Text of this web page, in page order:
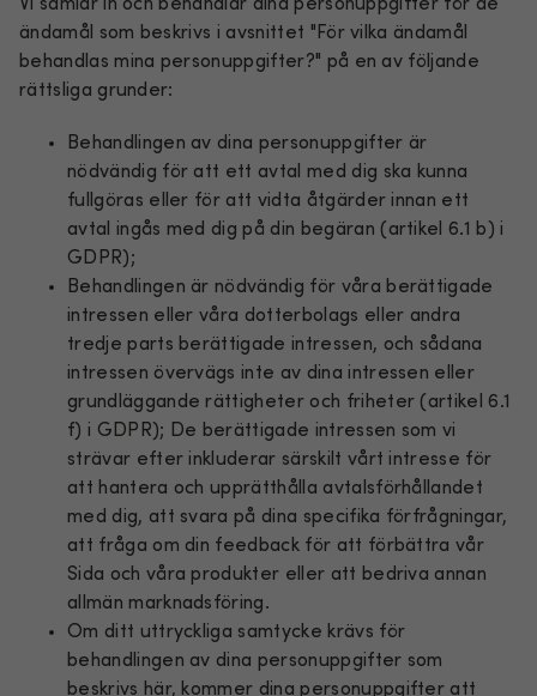
Vi samlar in och behandlar dina personuppgifter för de
ändamål som beskrivs i avsnittet "För vilka ändamål
behandlas mina personuppgifter?" på en av följande
rättsliga grunder:
Behandlingen av dina personuppgifter är
nödvändig för att ett avtal med dig ska kunna
fullgöras eller för att vidta åtgärder innan ett
avtal ingås med dig på din begäran (artikel 6.1 b) i
GDPR);
Behandlingen är nödvändig för våra berättigade
intressen eller våra dotterbolags eller andra
tredje parts berättigade intressen, och sådana
intressen övervägs inte av dina intressen eller
grundläggande rättigheter och friheter (artikel 6.1
f) i GDPR); De berättigade intressen som vi
strävar efter inkluderar särskilt vårt intresse för
att hantera och upprätthålla avtalsförhållandet
med dig, att svara på dina specifika förfrågningar,
att fråga om din feedback för att förbättra vår
Sida och våra produkter eller att bedriva annan
allmän marknadsföring.
Om ditt uttryckliga samtycke krävs för
behandlingen av dina personuppgifter som
beskrivs här, kommer dina personuppgifter att